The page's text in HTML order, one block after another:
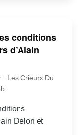
conditions
d’Alain
: Les Crieurs Du
Delon et